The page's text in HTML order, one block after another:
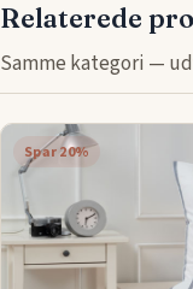
Relaterede
Samme kategori —
Spar 20%